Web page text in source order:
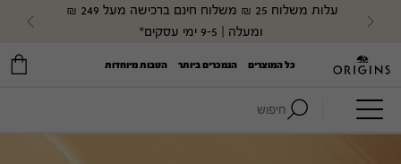
ומעלה | 9-5 ימי עסקים*
Next
כל המוצרים הנמכרים ביותר הטבות מיוחדות
חיפוש: